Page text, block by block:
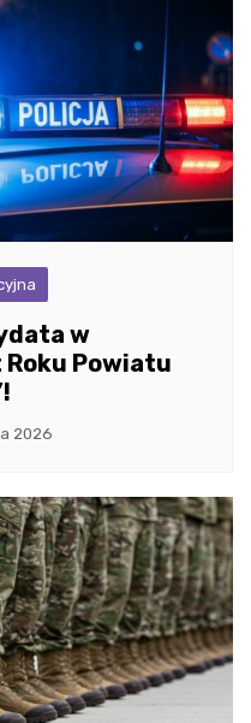
w
Powiatu
2026